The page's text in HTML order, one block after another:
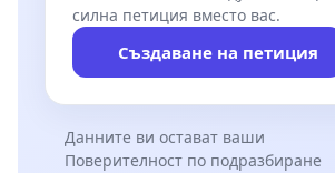
силна петиция вместо вас.
Създаване на петиция
Данните ви остават ваши
Поверителност по подразбиране